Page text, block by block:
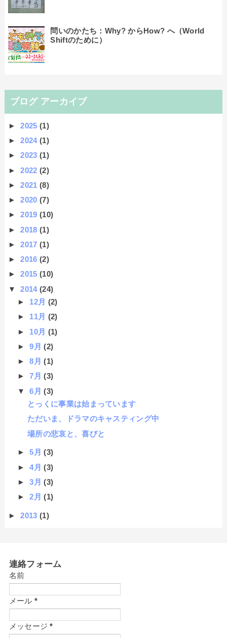
問いのかたち：Why? からHow? へ（World
Shiftのために）
ブログ アーカイブ
►2025(1)
►2024(1)
►2023(1)
►2022(2)
►2021(8)
►2020(7)
►2019(10)
►2018(1)
►2017(1)
►2016(2)
►2015(10)
▼2014(24)
► 12月 (2)
► 11月 (2)
► 10月 (1)
►9月(2)
►8月(1)
►7月(3)
▼6月(3)
とっくに事業は始まっています
ただいま、ドラマのキャスティング中
場所の悲哀と、喜びと
►5月(3)
►4月(3)
►3月(3)
►2月(1)
►2013(1)
連絡フォーム
名前
メール *
メッセージ*